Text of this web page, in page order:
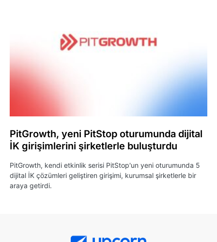
PitGrowth, yeni PitStop oturumunda dijital
İK girişimlerini şirketlerle buluşturdu
PitGrowth, kendi etkinlik serisi PitStop'un yeni oturumunda 5
dijital İK çözümleri geliştiren girişimi, kurumsal şirketlerle bir
araya getirdi.